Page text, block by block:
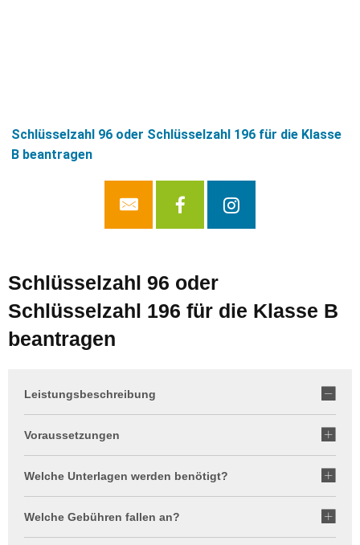
Schlüsselzahl 96 oder Schlüsselzahl 196 für die Klasse
B beantragen
Schlüsselzahl 96 oder
Schlüsselzahl 196 für die Klasse B
beantragen
Leistungsbeschreibung
Voraussetzungen
Welche Unterlagen werden benötigt?
Welche Gebühren fallen an?